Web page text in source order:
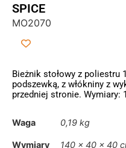
SPICE
MO2070
Bieżnik stołowy z poliestru
podszewką, z włókniny z
przedniej stronie. Wymiary:
Waga 0,19 kg
Wymiary 140 × 40 × 40